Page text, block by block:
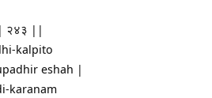
२४३ ||
kalpito
eshah |
karanam